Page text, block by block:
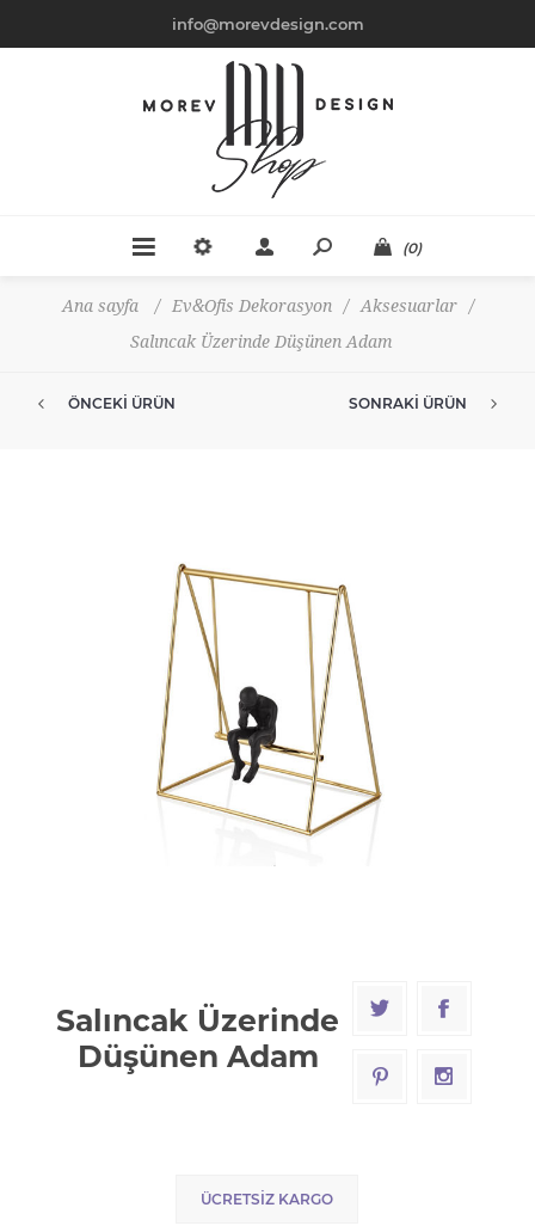
info@morevdesign.com
(0)
Ana sayfa / Ev&Ofis Dekorasyon / Aksesuarlar
/
Salıncak Üzerinde Düşünen Adam
ÖNCEKI ÜRÜN SONRAKI ÜRÜN
Salıncak Üzerinde
Düşünen Adam
ÜCRETSIZ KARGO